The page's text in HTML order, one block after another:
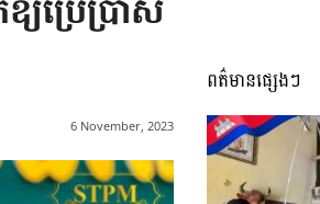
ប្រើប្រាស់​
6 November, 2023
ពត៌មានផ្សេងៗ